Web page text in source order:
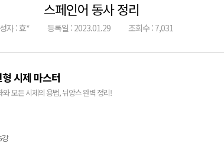
스페인어 동사 정리
자 : 효* 등록일 : 2023.01.29 조회수 : 7,031
시제 마스터
모든 시제의 용법, 뉘앙스 완벽 정리!